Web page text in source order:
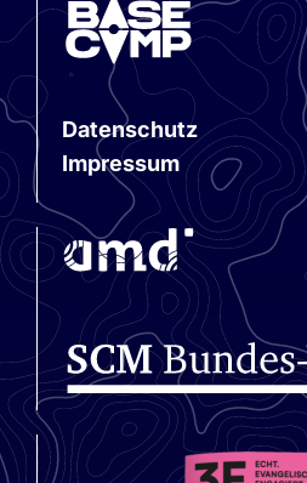
Datenschutz
Impressum